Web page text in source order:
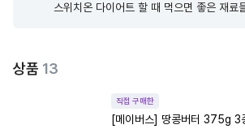
스위치온 다이어트 할 때 먹으면 좋은 재료
상품 13
직접 구매한
[메이버스] 땅콩버터 375g 3